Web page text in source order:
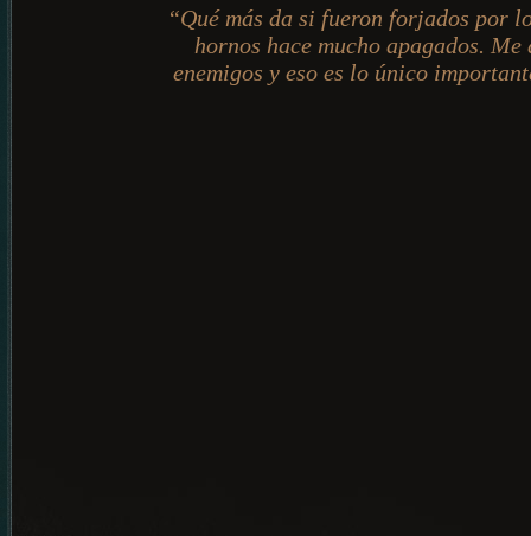
“Qué más da si fueron forjados por
hornos hace mucho apagados.
enemigos y eso es lo único